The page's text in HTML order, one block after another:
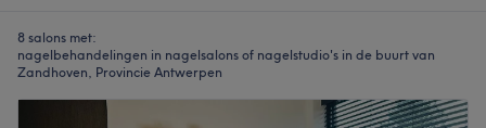
8 salons met:
nagelbehandelingen in nagelsalons of nagelstudio's in de buurt van
Zandhoven, Provincie Antwerpen